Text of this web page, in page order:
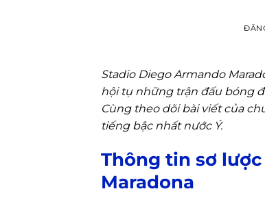
Stadio Diego Armando
hội tụ những trận đấu bóng
Cùng theo dõi bài viết của
tiếng bậc nhất nước Ý.
Thông tin sơ
Maradona